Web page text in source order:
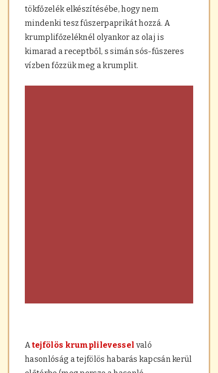
tökfőzelék elkészítésébe, hogy nem
mindenki tesz fűszerpaprikát hozzá. A
krumplifőzeléknél olyankor az olaj is
kimarad a receptből, s simán sós-fűszeres
vízben főzzük meg a krumplit.
Atejfölös krumplilevessel való
hasonlóság a tejfölös habarás kapcsán kerül